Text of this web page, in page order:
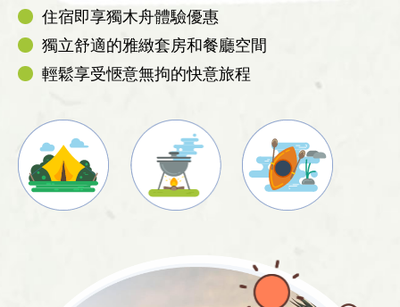
住宿即享獨木舟體驗優惠
獨立舒適的雅緻套房和餐廳空間
輕鬆享受愜意無拘的快意旅程